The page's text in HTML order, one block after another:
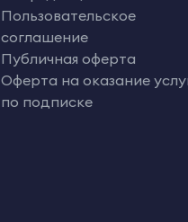
Пользовательское
соглашение
Публичная оферта
Оферта на оказание
по подписке